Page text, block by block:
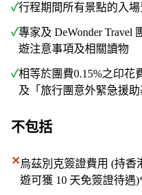
✓行程期間所有景點的入
✓專家及 DeWonder Travel
遊注意事項及相關讀物
✓相等於團費0.15%之印花
及「旅行團意外緊急援
不包括
✕烏茲別克簽證費用 (持
遊可獲 10 天免簽證待遇